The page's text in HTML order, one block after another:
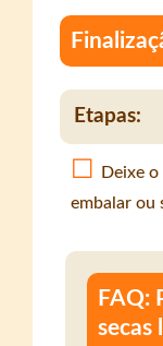
Etapas:
Deixe
embalar ou
FAQ:
secas